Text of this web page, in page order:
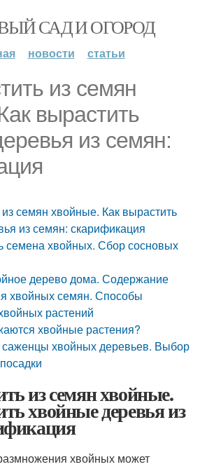
САД И ОГОРОД
новости статьи
из семян
вырастить
из семян:
семян хвойные. Как вырастить
из семян: скарификация
семена хвойных. Сбор сосновых
дерево дома. Содержание
хвойных семян. Способы
растений
хвойные растения?
саженцы хвойных деревьев. Выбор
из семян хвойные.
хвойные деревья из
хвойных может